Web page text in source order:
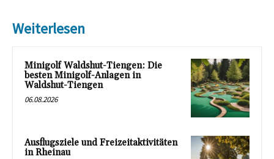
Weiterlesen
Minigolf Waldshut-Tiengen: Die
besten Minigolf-Anlagen in
Waldshut-Tiengen
06.08.2026
Ausflugsziele und Freizeitaktivitäten
in Rheinau